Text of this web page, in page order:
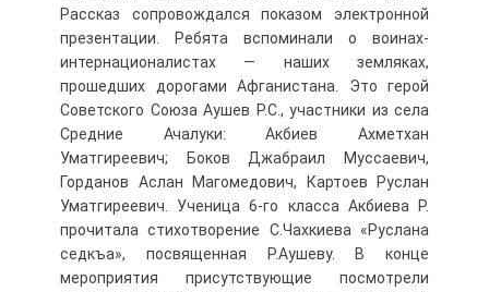
Рассказ сопровождался показом электронной
презентации. Ребята вспоминали о воинах-
интернационалистах — наших земляках,
прошедших дорогами Афганистана. Это герой
Советского Союза Аушев Р.С., участники из села
Средние Ачалуки: Акбиев Ахметхан
Уматгиреевич; Боков Джабраил Муссаевич,
Горданов Аслан Магомедович, Картоев Руслан
Уматгиреевич. Ученица 6-го класса Акбиева Р.
прочитала стихотворение С.Чахкиева «Руслана
седкъа», посвященная Р.Аушеву. В конце
мероприятия присутствующие посмотрели